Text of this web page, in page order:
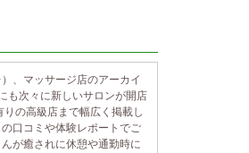
、マッサージ店のアーカイ
も次々に新しいサロンが開店
の高級店まで幅広く掲載し
口コミや体験レポートでご
が癒されに休憩や通勤時に